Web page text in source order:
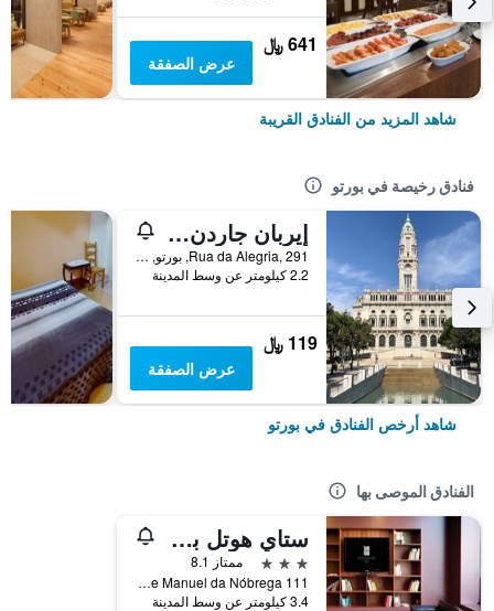
641 ﷼
عرض الصفقة
شاهد المزيد من الفنادق القريبة
فنادق رخيصة في بورتو
إيربان جاردن بورتو سنترال هوستل
Rua da Alegria, 291, بورتو, محافظة بورتو, البرتغال
2.2 كيلومتر عن وسط المدينة
119 ﷼
عرض الصفقة
شاهد أرخص الفنادق في بورتو
الفنادق الموصى بها
ستاي هوتل بورتو سنترو أنتاس
3 نجوم
ممتاز 8.1
Rua Padre Manuel da Nóbrega 111, بورتو, محافظة بورتو, البرتغال
3.4 كيلومتر عن وسط المدينة